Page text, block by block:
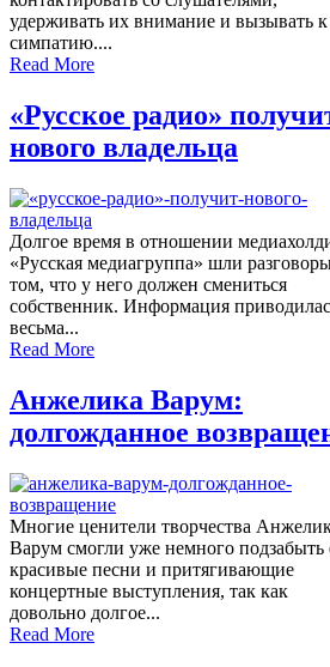
удерживать их внимание и вызывать к
симпатию....
Read More
«Русское радио»
нового владельца
Долгое время в отношении
«Русская медиагруппа» шли
том, что у него должен смениться
собственник. Информация
весьма...
Read More
Анжелика Варум:
долгожданное
Многие ценители творчества
Варум смогли уже немного подзабыть
красивые песни и притягивающие
концертные выступления, так как
довольно долгое...
Read More